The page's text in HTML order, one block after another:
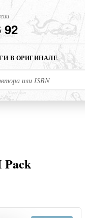
92
В ОРИГИНАЛЕ
Pack